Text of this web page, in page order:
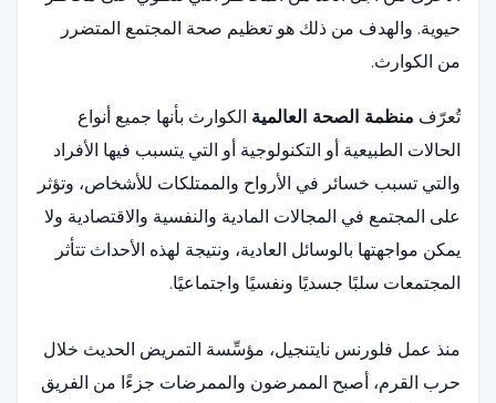
حيوية. والهدف من ذلك هو تعظيم صحة المجتمع المتضرر
من الكوارث.
تُعرّف منظمة الصحة العالمية الكوارث بأنها جميع أنواع
الحالات الطبيعية أو التكنولوجية أو التي يتسبب فيها الأفراد
والتي تسبب خسائر في الأرواح والممتلكات للأشخاص، وتؤثر
على المجتمع في المجالات المادية والنفسية والاقتصادية ولا
يمكن مواجهتها بالوسائل العادية، ونتيجة لهذه الأحداث تتأثر
المجتمعات سلبًا جسديًا ونفسيًا واجتماعيًا.
منذ عمل فلورنس نايتنجيل، مؤسِّسة التمريض الحديث خلال
حرب القرم، أصبح الممرضون والممرضات جزءًا من الفريق